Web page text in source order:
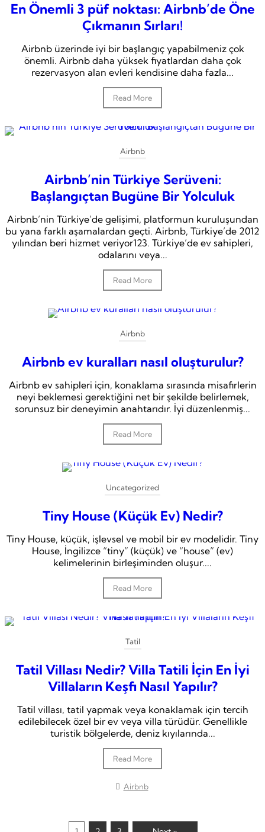
En Önemli 3 püf noktası: Airbnb’de Öne
Çıkmanın Sırları!
Airbnb üzerinde iyi bir başlangıç yapabilmeniz çok
önemli. Airbnb daha yüksek fiyatlardan daha çok
rezervasyon alan evleri kendisine daha fazla...
Read More
Airbnb
Airbnb’nin Türkiye Serüveni:
Başlangıçtan Bugüne Bir Yolculuk
Airbnb’nin Türkiye’de gelişimi, platformun kuruluşundan
bu yana farklı aşamalardan geçti. Airbnb, Türkiye’de 2012
yılından beri hizmet veriyor123. Türkiye’de ev sahipleri,
odalarını veya...
Read More
Airbnb
Airbnb ev kuralları nasıl oluşturulur?
Airbnb ev sahipleri için, konaklama sırasında misafirlerin
neyi beklemesi gerektiğini net bir şekilde belirlemek,
sorunsuz bir deneyimin anahtarıdır. İyi düzenlenmiş...
Read More
Uncategorized
Tiny House (Küçük Ev) Nedir?
Tiny House, küçük, işlevsel ve mobil bir ev modelidir. Tiny
House, İngilizce “tiny” (küçük) ve “house” (ev)
kelimelerinin birleşiminden oluşur....
Read More
Tatil
Tatil Villası Nedir? Villa Tatili İçin En İyi
Villaların Keşfi Nasıl Yapılır?
Tatil villası, tatil yapmak veya konaklamak için tercih
edilebilecek özel bir ev veya villa türüdür. Genellikle
turistik bölgelerde, deniz kıyılarında...
Read More
Airbnb